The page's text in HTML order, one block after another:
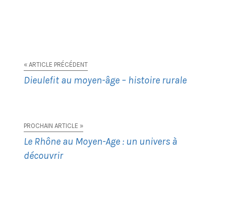
« ARTICLE PRÉCÉDENT
Dieulefit au moyen-âge – histoire rurale
PROCHAIN ARTICLE »
Le Rhône au Moyen-Age : un univers à
découvrir